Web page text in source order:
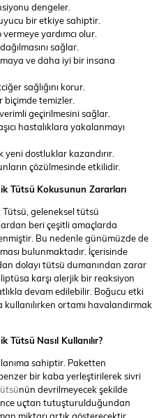
dengeler.
bir etkiye sahiptir.
yardımcı olur.
sağlar.
ve daha iyi bir insana
sağlığını korur.
biçimde temizler.
geçirilmesini sağlar.
hastalıklara yakalanmayı
dostluklar kazandırır.
çözülmesinde etkilidir.
Tütsü Kokusunun Zararları
geleneksel tütsü
beri çeşitli amaçlarda
Bu nedenle günümüzde de
bulunmaktadır. İçerisinde
dolayı tütsü dumanından zarar
karşı alerjik bir reaksiyon
devam edilebilir. Boğucu etki
ortamı havalandırmak
Tütsü Nasıl Kullanılır?
sahiptir. Paketten
bir kaba yerleştirilerek sivri
nün devrilmeyecek şekilde
uçtan tutuşturulduğundan